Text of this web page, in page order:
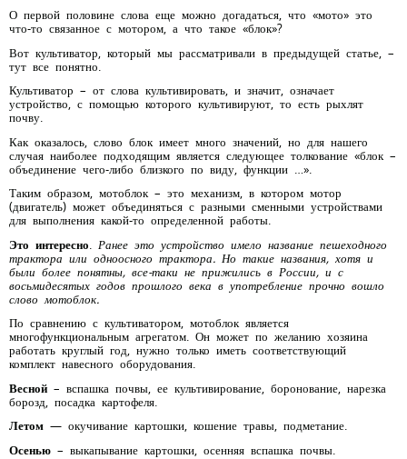
О первой половине слова еще можно догадаться, что «мото» это
что-то связанное с мотором, а что такое «блок»?
Вот культиватор, который мы рассматривали в предыдущей статье, –
тут все понятно.
Культиватор – от слова культивировать, и значит, означает
устройство, с помощью которого культивируют, то есть рыхлят
почву.
Как оказалось, слово блок имеет много значений, но для нашего
случая наиболее подходящим является следующее толкование «блок –
объединение чего-либо близкого по виду, функции …».
Таким образом, мотоблок – это механизм, в котором мотор
(двигатель) может объединяться с разными сменными устройствами
для выполнения какой-то определенной работы.
Это интересно. Ранее это устройство имело название пешеходного
трактора или одноосного трактора. Но такие названия, хотя и
были более понятны, все-таки не прижились в России, и с
восьмидесятых годов прошлого века в употребление прочно вошло
слово мотоблок.
По сравнению с культиватором, мотоблок является
многофункциональным агрегатом. Он может по желанию хозяина
работать круглый год, нужно только иметь соответствующий
комплект навесного оборудования.
Весной – вспашка почвы, ее культивирование, боронование, нарезка
борозд, посадка картофеля.
Летом — окучивание картошки, кошение травы, подметание.
Осенью – выкапывание картошки, осенняя вспашка почвы.